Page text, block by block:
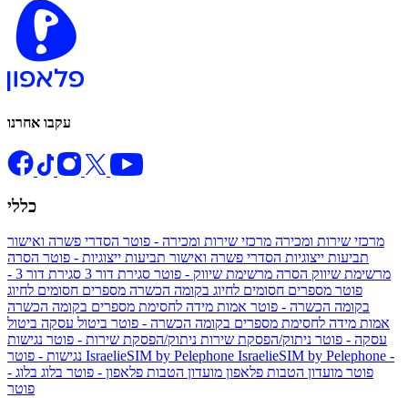
עקבו אחרנו
כללי
מרכזי שירות ומכירה מרכזי שירות ומכירה - פוטר הסדרי פשרה ואישור
תביעות ייצוגיות הסדרי פשרה ואישור תביעות ייצוגיות - פוטר הסרה
מרשימת שיווק הסרה מרשימת שיווק - פוטר סגירת דור 3
סגירת דור 3 -
פוטר מספרים חסומים לחיוג בקומה הכשרה מספרים חסומים לחיוג
בקומה הכשרה - פוטר אמות מידה לחסימת מספרים בקומה הכשרה
אמות מידה לחסימת מספרים בקומה הכשרה - פוטר ביטול עסקה ביטול
עסקה - פוטר ניתוק/הפסקת שירות ניתוק/הפסקת שירות - פוטר נגישות
IsraelieSIM by Pelephone IsraelieSIM by Pelephone -
פוטר מועדון הטבות פלאפון מועדון הטבות פלאפון - פוטר בלוג בלוג -
פוטר